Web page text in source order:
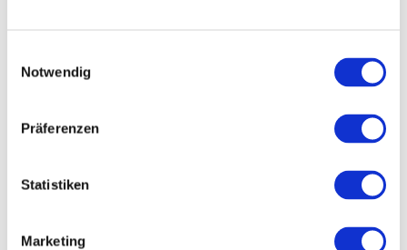
Notwendig
Präferenzen
Statistiken
Marketing